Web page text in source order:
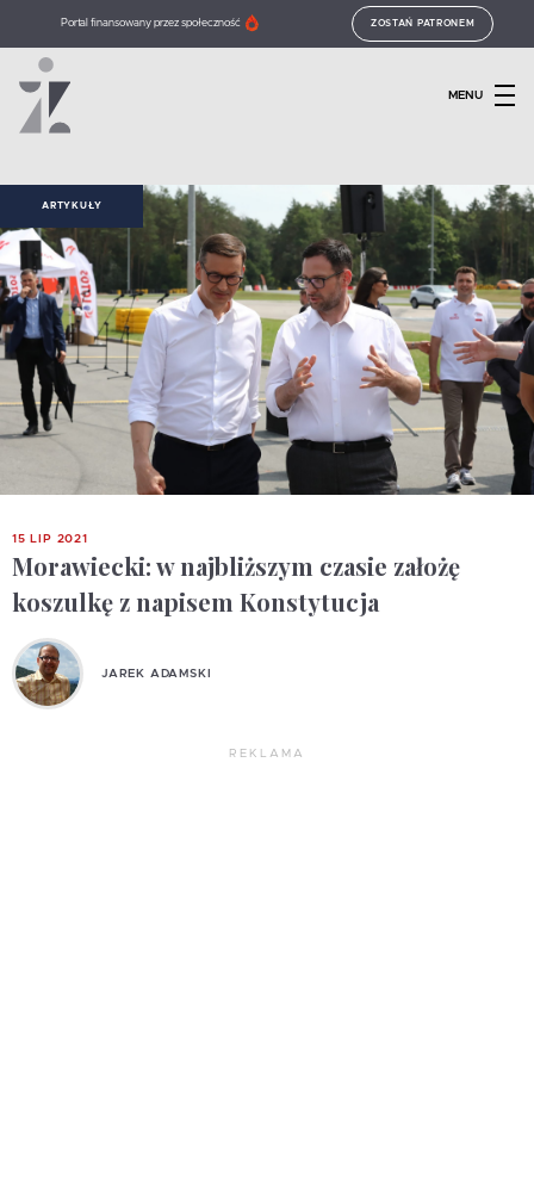
Portal finansowany przez społeczność ZOSTAŃ PATRONEM
MENU
ARTYKUŁY
15 LIP 2021
Morawiecki: w najbliższym czasie założę
koszulkę z napisem Konstytucja
JAREK ADAMSKI
REKLAMA